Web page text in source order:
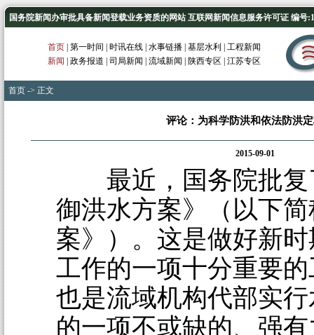
国务院新闻办审批具备新闻登载业务资质的网站 互联网新闻信息服务许可证 编号
首页 第一时间 时讯在线 水事链播 基层水利
工程新闻
新闻
政务报道 司局新闻 流域新闻 陕西专区 江苏专区
首页 -> 正文
评论：为科学防洪和依法防洪
2015-09-01
最近，国务院批复
御洪水方案》（以下
案》）。这是做好新
工作的一项十分重要
也是流域机构代部实
的一项不或缺的、强